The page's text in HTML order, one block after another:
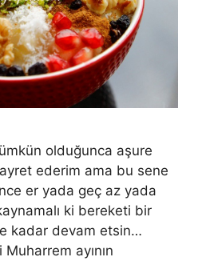
olduğunca aşure
ederim ama bu sene
er yada geç az yada
ki bereketi bir
kadar devam etsin…
ayının